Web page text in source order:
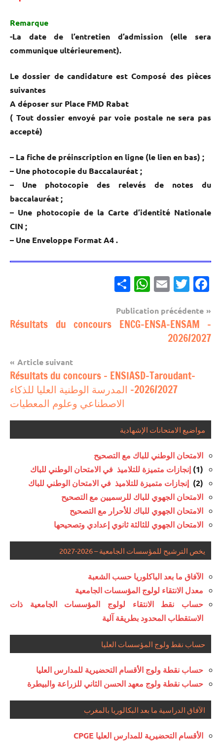
Remarque
-La date de l’entretien d’admission (elle sera
communique ultérieurement).
Le dossier de candidature est Composé des pièces
suivantes
A déposer sur Place FMD Rabat
( Tout dossier envoyé par voie postale ne sera pas
accepté)
– La fiche de préinscription en ligne (le lien en bas) ;
– Une photocopie du Baccalauréat ;
– Une photocopie des relevés de notes du
baccalauréat ;
– Une photocopie de la Carte d’identité Nationale
CIN ;
– Une Enveloppe Format A4 .
Facebook
Twitter
Email
WhatsApp
مباريات
Navigation
de
l’article
Publication précédente
Résultats du concours ENCG-ENSA-ENSAM –
2026/2027
Article suivant
Résultats du concours – ENSIASD-Taroudant-
2026/2027- المدرسة الوطنية العليا للذكاء
الاصطناعي وعلوم المعطيات
مواضيع الامتحانات الإشهادية
الامتحان الوطني للباك مع التصحيح
(1)
إنجازات متميزة للتلاميذ في الامتحان الوطني للباك
(2)
إنجازات متميزة للتلاميذ في الامتحان الوطني للباك
الامتحان الجهوي للباك للرسميين مع التصحيح
الامتحان الجهوي للباك للأحرار مع التصحيح
الامتحان الجهوي للثالثة ثانوي إعدادي وتصحيحها
يخص الترشيح للمؤسسات الجامعية – 2026-2027
الآفاق ما بعد الباكلوريا حسب الشعبة
معدل الانتقاء لولوج المؤسسات الجامعية
حساب نقط الانتقاء لولوج المؤسسات الجامعية ذات
الاستقطاب المحدود بطريقة آلية
حساب نقط ولوج المؤسسات العليا
حساب نقطة ولوج الأقسام التحضيرية للمدارس العليا
حساب نقطة ولوج معهد الحسن الثاني للزراعة والبيطرة
الآفاق الدراسية ما بعد البكالوريا بالمغرب
الأقسام التحضيرية للمدارس العليا CPGE